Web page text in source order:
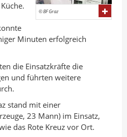
© BF Graz
Minuten erfolgreich
die Einsatzkräfte die
und führten weitere
stand mit einer
23 Mann) im Einsatz,
das Rote Kreuz vor Ort.